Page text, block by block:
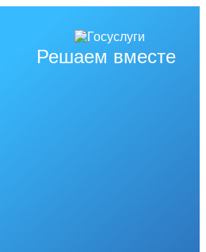
Решаем вместе